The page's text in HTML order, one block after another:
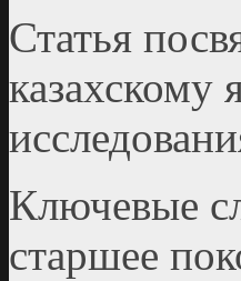
Статья
казахскому
Ключевые
старшее